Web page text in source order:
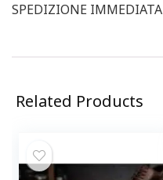
SPEDIZIONE IMMEDIATA
Related Products